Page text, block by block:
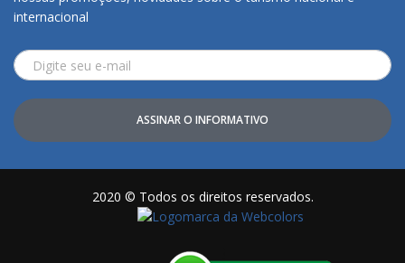
internacional
ASSINAR O INFORMATIVO
2020 © Todos os direitos reservados.